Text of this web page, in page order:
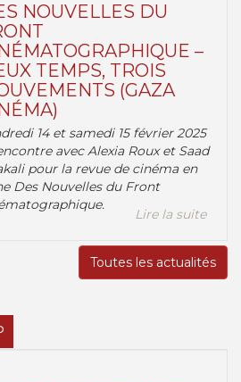
NOUVELLES DU
–
TEMPS, TROIS
(GAZA
14 et samedi 15 février 2025
avec Alexia Roux et Saad
pour la revue de cinéma en
Des Nouvelles du Front
Lire la suite
Toutes les actualités